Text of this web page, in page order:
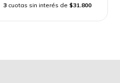
3 cuotas sin interés de $31.800